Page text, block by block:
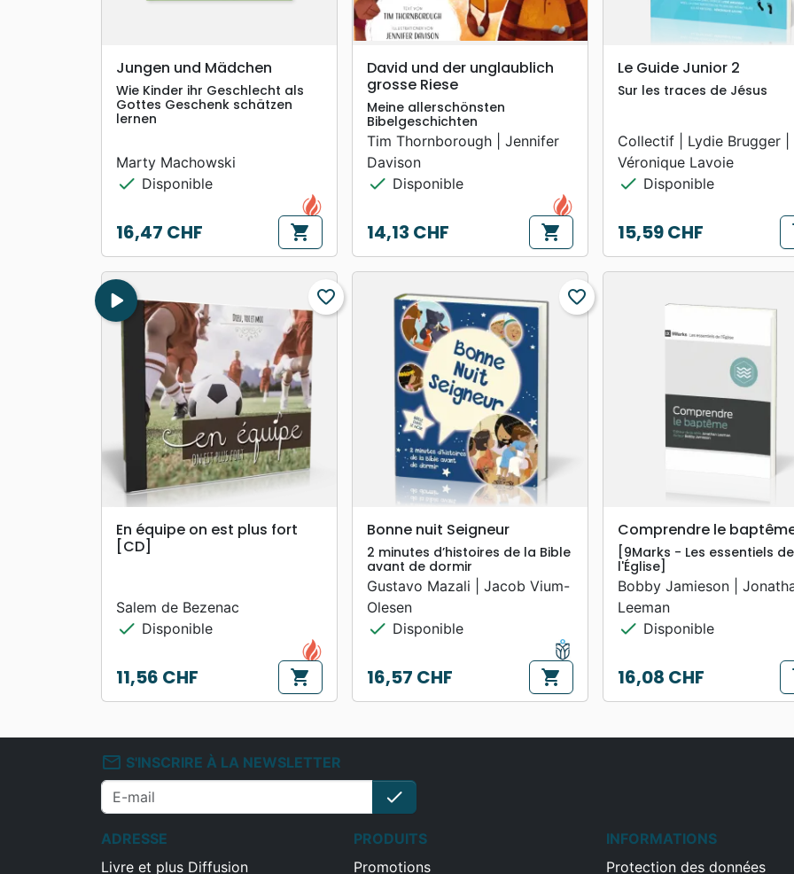
search APERÇU RAPIDE
Jungen und Mädchen
Wie Kinder ihr Geschlecht als
Gottes Geschenk schätzen
lernen
Marty Machowski
check Disponible
Prix
16,47 CHF shopping_cart
search APERÇU RAPIDE
David und der unglaublich
grosse Riese
Meine allerschönsten
Bibelgeschichten
Tim Thornborough | Jennifer
Davison
check Disponible
Prix
14,13 CHF shopping_cart
search APERÇU RAPIDE
Le Guide Junior 2
Sur les traces de Jésus
Collectif | Lydie Brugger |
Véronique Lavoie
check Disponible
Prix
15,59 CHF
search APERÇU RAPIDE
play_arrow favorite_border
En équipe on est plus fort
[CD]
Salem de Bezenac
check Disponible
Prix
11,56 CHF shopping_cart
search APERÇU RAPIDE
favorite_border
Bonne nuit Seigneur
2 minutes d’histoires de la Bible
avant de dormir
Gustavo Mazali | Jacob Vium-
Olesen
check Disponible
Prix
16,57 CHF shopping_cart
search APERÇU RAPIDE
Comprendre le
[9Marks - Les essentiels de
l'Église]
Bobby Jamieson |
Leeman
check Disponible
Prix
16,08 CHF
mail_outline S'INSCRIRE À LA NEWSLETTER
check
ADRESSE
Livre et plus Diffusion
PRODUITS
Promotions
INFORMATIONS
Protection des données